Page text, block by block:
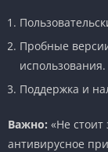
Пробные
использования.
Поддержка и
Важно: «Не
антивирусное